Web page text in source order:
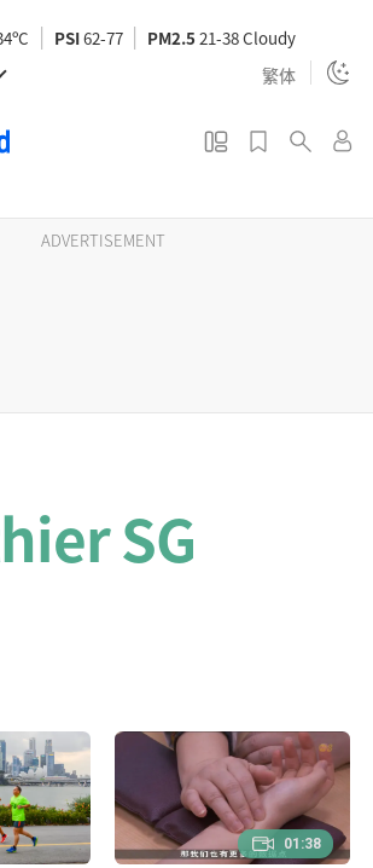
繁体
PSI62-77 PM2.521-38 Cloudy
ADVERTISEMENT
SG
01:38